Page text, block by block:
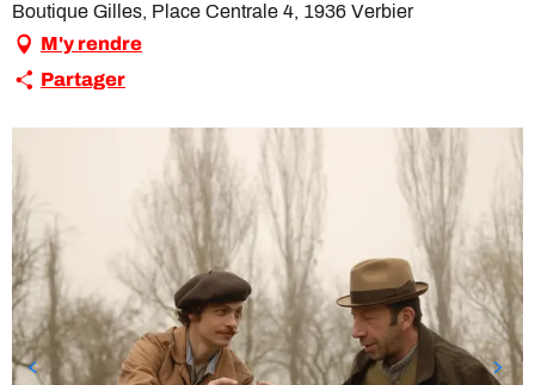
Boutique Gilles, Place Centrale 4, 1936 Verbier
M'y rendre
Partager